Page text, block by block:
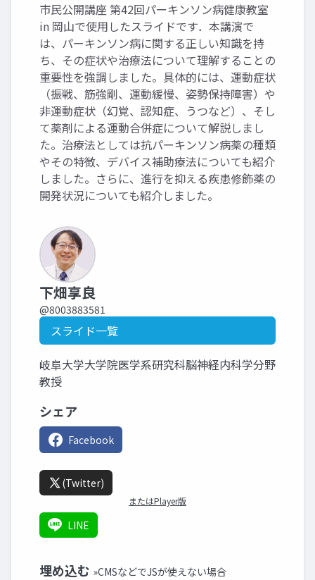
市民公開講座 第42回パーキンソン病健康教室
in 岡山で使用したスライドです．本講演で
は、パーキンソン病に関する正しい知識を持
ち、その症状や治療法について理解することの
重要性を強調しました。具体的には、運動症状
（振戦、筋強剛、運動緩慢、姿勢保持障害）や
非運動症状（幻覚、認知症、うつなど）、そし
て薬剤による運動合併症について解説しまし
た。治療法としては抗パーキンソン病薬の種類
やその特徴、デバイス補助療法についても紹介
しました。さらに、進行を抑える疾患修飾薬の
開発状況についても紹介しました。
下畑享良
@8003883581
スライド一覧
岐阜大学大学院医学系研究科脳神経内科学分野
教授
シェア
Facebook
(Twitter)
またはPlayer版
LINE
埋め込む »CMSなどでJSが使えない場合